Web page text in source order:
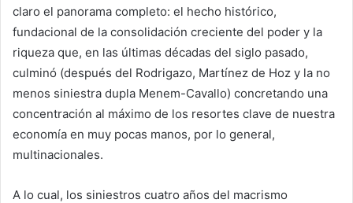
claro el panorama completo: el hecho histórico,
fundacional de la consolidación creciente del poder y la
riqueza que, en las últimas décadas del siglo pasado,
culminó (después del Rodrigazo, Martínez de Hoz y la no
menos siniestra dupla Menem-Cavallo) concretando una
concentración al máximo de los resortes clave de nuestra
economía en muy pocas manos, por lo general,
multinacionales.
A lo cual, los siniestros cuatro años del macrismo